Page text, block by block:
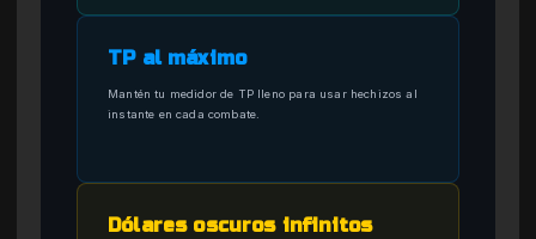
TP al máximo
Mantén tu medidor de TP lleno para usar hechizos al
instante en cada combate.
Dólares oscuros infinitos